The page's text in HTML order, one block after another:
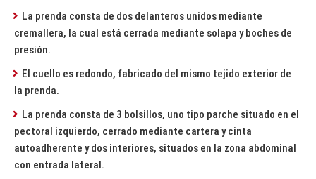
La prenda consta de dos delanteros unidos mediante
cremallera, la cual está cerrada mediante solapa y boches de
presión.
El cuello es redondo, fabricado del mismo tejido exterior de
la prenda.
La prenda consta de 3 bolsillos, uno tipo parche situado en el
pectoral izquierdo, cerrado mediante cartera y cinta
autoadherente y dos interiores, situados en la zona abdominal
con entrada lateral.